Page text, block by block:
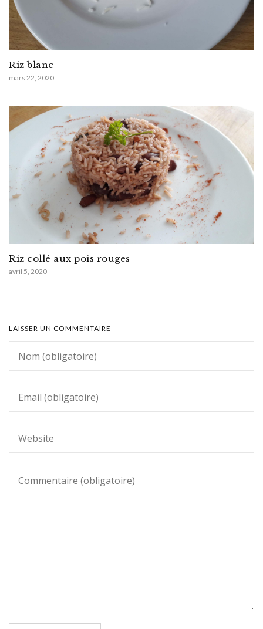
Riz blanc
mars 22, 2020
Riz collé aux pois rouges
avril 5, 2020
LAISSER UN COMMENTAIRE